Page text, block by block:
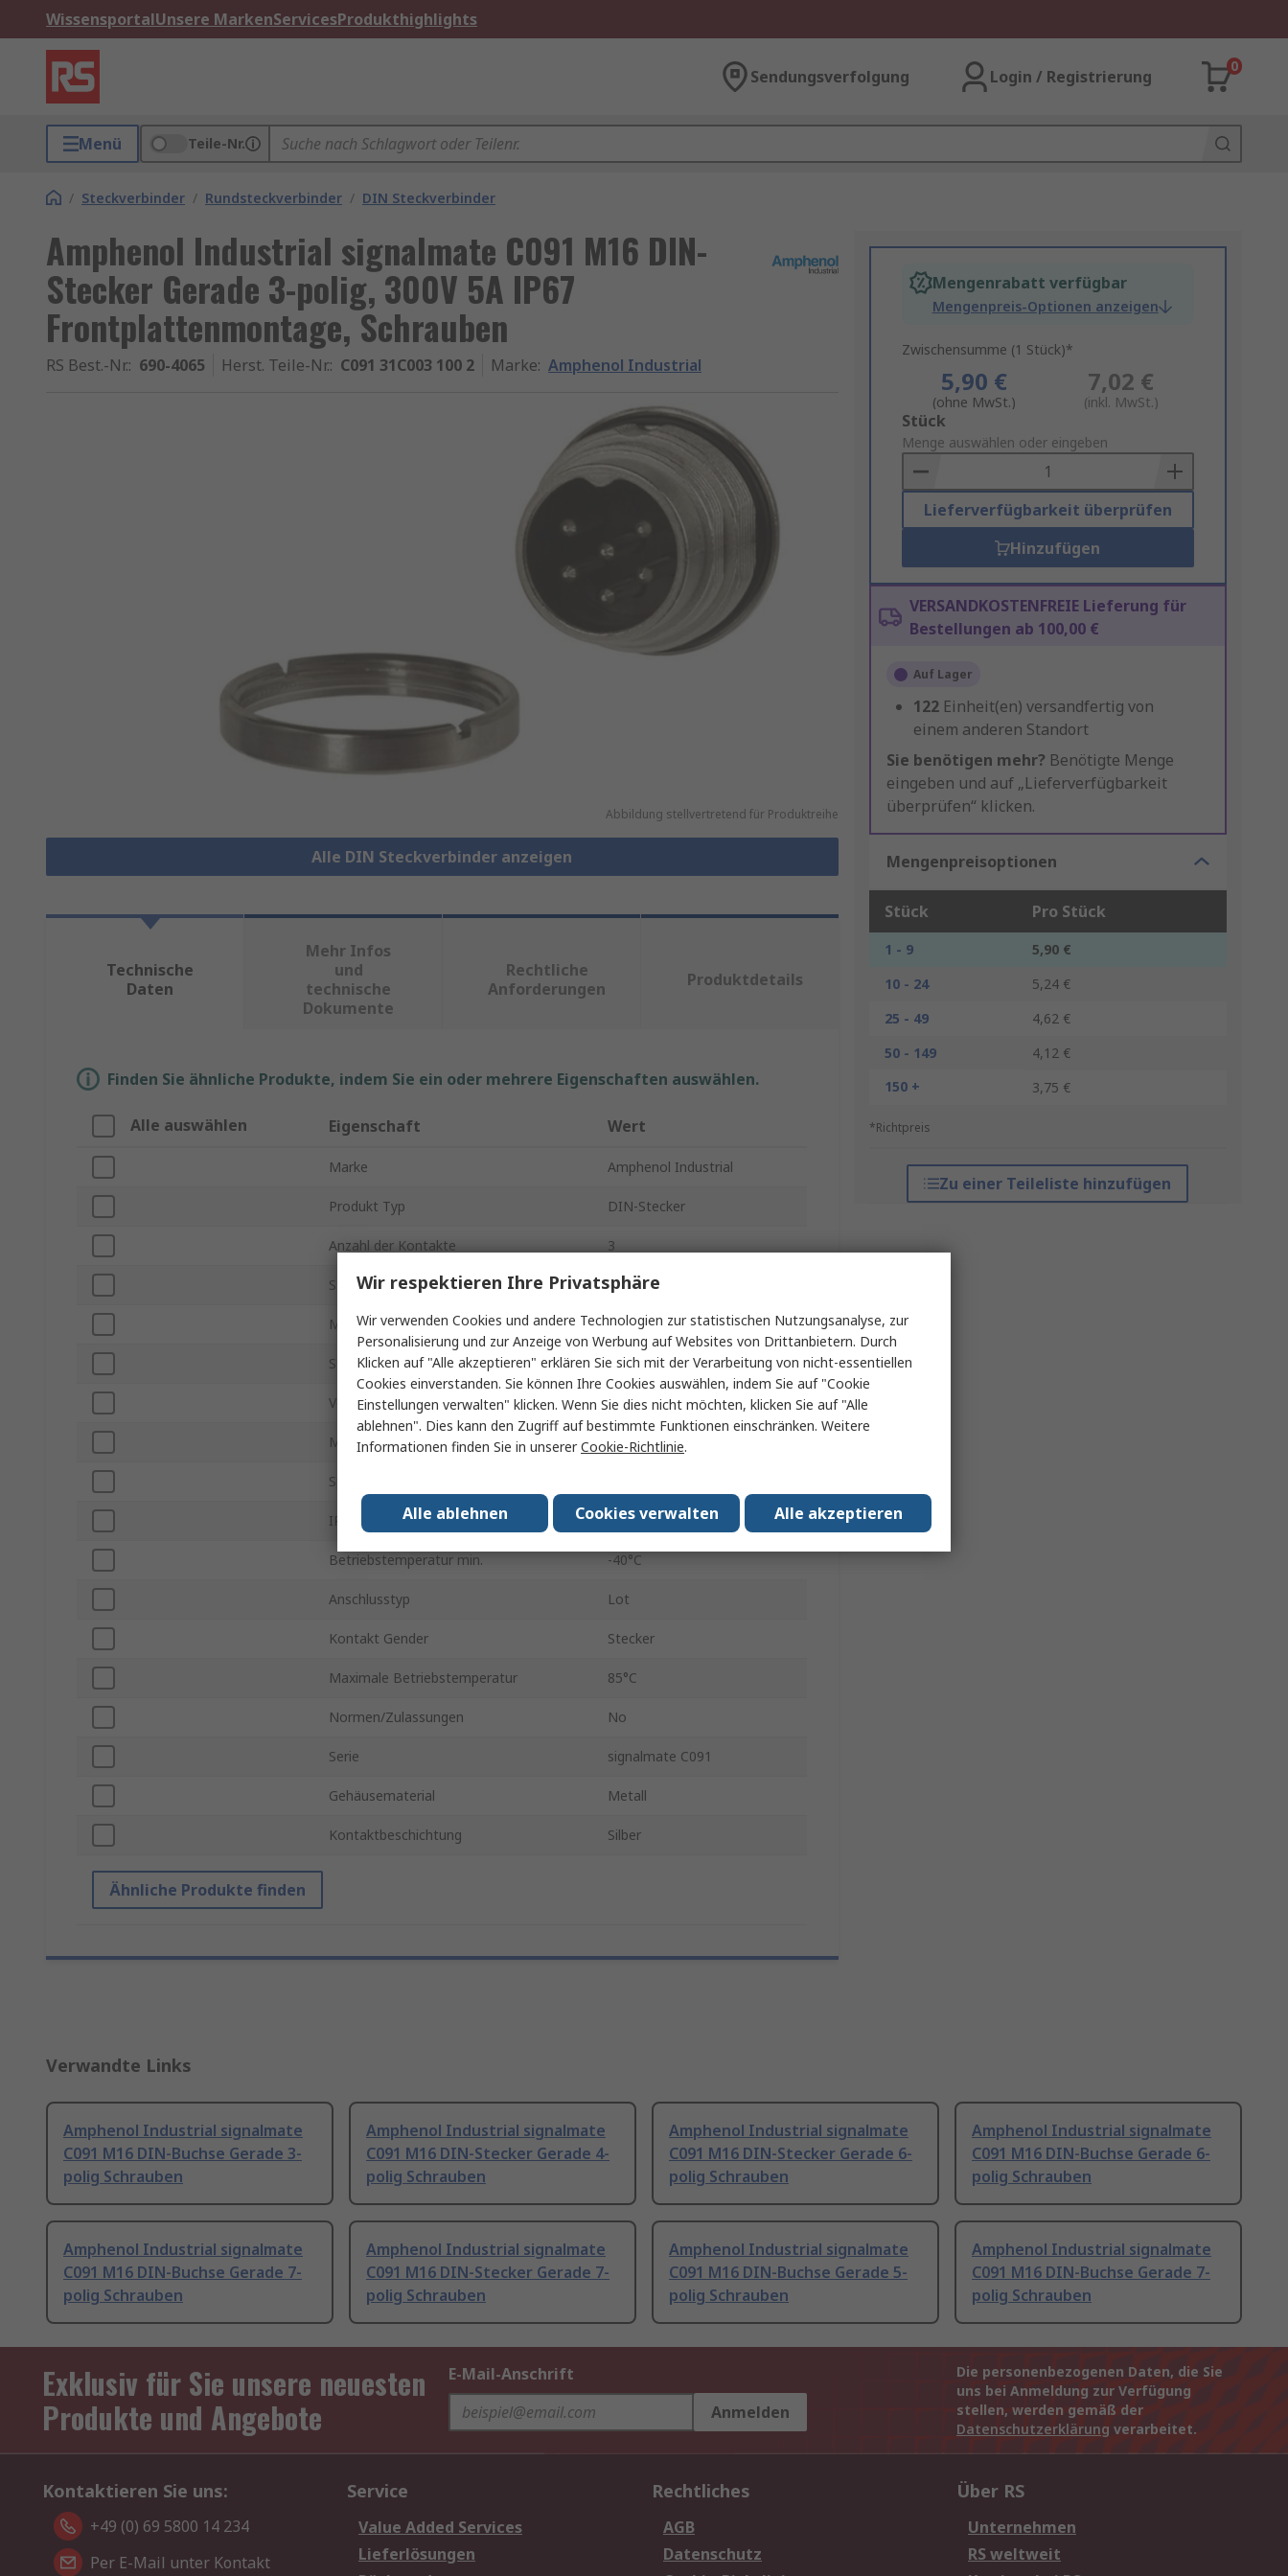
WissensportalUnsere MarkenServicesProdukthighlights
Sendungsverfolgung Login / Registrierung
0
Menü Teile-Nr.
/ Steckverbinder / Rundsteckverbinder / DIN Steckverbinder
Amphenol Industrial signalmate C091 M16 DIN-
Stecker Gerade 3-polig, 300V 5A IP67
Frontplattenmontage, Schrauben
RS Best.-Nr.: 690-4065 Herst. Teile-Nr.: C091 31C003 100 2 Marke: Amphenol Industrial
Abbildung stellvertretend für Produktreihe
Alle DIN Steckverbinder anzeigen
Mengenrabatt verfügbar
Mengenpreis-Optionen anzeigen
Zwischensumme (1 Stück)*
5,90 €
(ohne MwSt.)
7,02 €
(inkl. MwSt.)
Add
to
Basket
Stück
Menge auswählen oder eingeben
Lieferverfügbarkeit überprüfen
Hinzufügen
VERSANDKOSTENFREIE Lieferung für
Bestellungen ab 100,00 €
Auf Lager
122 Einheit(en) versandfertig von
einem anderen Standort
Sie benötigen mehr? Benötigte Menge
eingeben und auf „Lieferverfügbarkeit
überprüfen“ klicken.
Mengenpreisoptionen
Stück Pro Stück
1 - 9
5,90 €
10 - 24
5,24 €
25 - 49
4,62 €
50 - 149
4,12 €
150 +
3,75 €
*Richtpreis
Zu einer Teileliste hinzufügen
Technische
Daten
Mehr Infos
und
technische
Dokumente
Rechtliche
Anforderungen
Produktdetails
Finden Sie ähnliche Produkte, indem Sie ein oder mehrere Eigenschaften auswählen.
Alle auswählen Eigenschaft Wert
Marke Amphenol Industrial
Produkt Typ DIN-Stecker
Anzahl der Kontakte 3
Stromstärke 5A
Montageart Frontplattenmontage
Steckergröße M16
Verbindungstyp Schrauben
Montageausrichtung Gerade
Spannung
IP-Schutzart IP67
Betriebstemperatur min. -40°C
Anschlusstyp Lot
Kontakt Gender Stecker
Maximale Betriebstemperatur 85°C
Normen/Zulassungen No
Serie signalmate C091
Gehäusematerial Metall
Kontaktbeschichtung Silber
Ähnliche Produkte finden
Verwandte Links
Amphenol Industrial signalmate
C091 M16 DIN-Buchse Gerade 3-
polig Schrauben
Amphenol Industrial signalmate
C091 M16 DIN-Stecker Gerade 4-
polig Schrauben
Amphenol Industrial signalmate
C091 M16 DIN-Stecker Gerade 6-
polig Schrauben
Amphenol Industrial signalmate
C091 M16 DIN-Buchse Gerade 6-
polig Schrauben
Amphenol Industrial signalmate
C091 M16 DIN-Buchse Gerade 7-
polig Schrauben
Amphenol Industrial signalmate
C091 M16 DIN-Stecker Gerade 7-
polig Schrauben
Amphenol Industrial signalmate
C091 M16 DIN-Buchse Gerade 5-
polig Schrauben
Amphenol Industrial signalmate
C091 M16 DIN-Buchse Gerade 7-
polig Schrauben
Exklusiv für Sie unsere neuesten
Produkte und Angebote
E-Mail-Anschrift
Anmelden
Die personenbezogenen Daten, die Sie
uns bei Anmeldung zur Verfügung
stellen, werden gemäß der
Datenschutzerklärung verarbeitet.
Kontaktieren Sie uns:
+49 (0) 69 5800 14 234
Per E-Mail unter Kontakt
Service
Value Added Services
Lieferlösungen
Rechtliches
AGB
Datenschutz
Über RS
Unternehmen
RS weltweit
Wir respektieren Ihre Privatsphäre
Wir verwenden Cookies und andere Technologien zur statistischen Nutzungsanalyse, zur
Personalisierung und zur Anzeige von Werbung auf Websites von Drittanbietern. Durch
Klicken auf "Alle akzeptieren" erklären Sie sich mit der Verarbeitung von nicht-essentiellen
Cookies einverstanden. Sie können Ihre Cookies auswählen, indem Sie auf "Cookie
Einstellungen verwalten" klicken. Wenn Sie dies nicht möchten, klicken Sie auf "Alle
ablehnen". Dies kann den Zugriff auf bestimmte Funktionen einschränken. Weitere
Informationen finden Sie in unsererCookie-Richtlinie.
Alle akzeptieren
Cookies verwalten
Alle ablehnen